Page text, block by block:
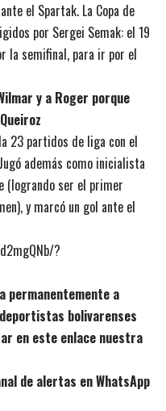
el Spartak. La Copa de
por Sergei Semak: el 19
la semifinal, para ir por el
y a Roger porque
23 partidos de liga con el
además como inicialista
(logrando ser el primer
y marcó un gol ante el
?
permanentemente a
bolivarenses
en este enlace nuestra
de alertas en WhatsApp